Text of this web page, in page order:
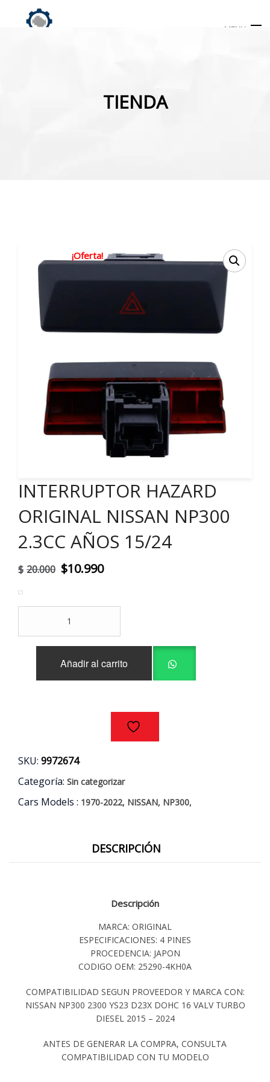
MENU
TIENDA
¡Oferta!
INTERRUPTOR HAZARD
ORIGINAL NISSAN NP300
2.3CC AÑOS 15/24
$ 20.000 El
original
era:
$20.000.
$10.990El
actual
$10.990.
ORIGINAL
NISSAN
Añadir al carrito
SKU: 9972674
Categoría: Sin categorizar
Cars Models : 1970-2022, NISSAN, NP300,
DESCRIPCIÓN
Descripción
MARCA: ORIGINAL
ESPECIFICACIONES: 4 PINES
PROCEDENCIA: JAPON
CODIGO OEM: 25290-4KH0A
COMPATIBILIDAD SEGUN PROVEEDOR Y MARCA CON:
NISSAN NP300 2300 YS23 D23X DOHC 16 VALV TURBO
DIESEL 2015 – 2024
ANTES DE GENERAR LA COMPRA, CONSULTA
COMPATIBILIDAD CON TU MODELO